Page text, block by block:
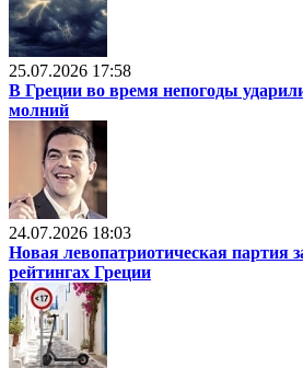
25.07.2026 17:58
В Греции во время непогоды
молний
24.07.2026 18:03
Новая левопатриотическая партия
рейтингах Греции